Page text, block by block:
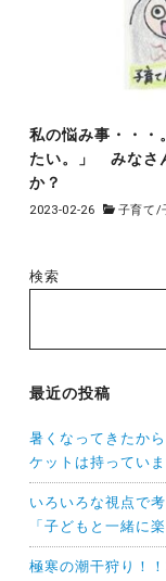
私の悩み事・・・
たい。」 みなさ
か？
2023-02-26 子育て/
検索
最近の投稿
暑くなってきたか
ケットは持ってい
いろいろな視点で
「子どもと一緒に
極寒の潮干狩り！